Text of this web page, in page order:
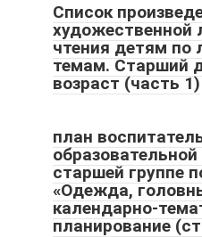
Список
художественной
чтения детям по
темам. Старший
возраст (часть 1)
план
старшей группе
«Одежда,
календарно-
планирование